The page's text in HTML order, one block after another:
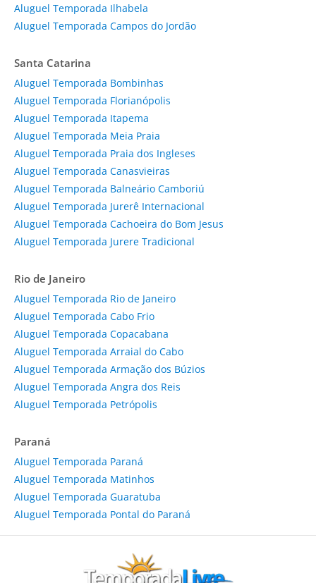
Aluguel Temporada Ilhabela
Aluguel Temporada Campos do Jordão
Santa Catarina
Aluguel Temporada Bombinhas
Aluguel Temporada Florianópolis
Aluguel Temporada Itapema
Aluguel Temporada Meia Praia
Aluguel Temporada Praia dos Ingleses
Aluguel Temporada Canasvieiras
Aluguel Temporada Balneário Camboriú
Aluguel Temporada Jurerê Internacional
Aluguel Temporada Cachoeira do Bom Jesus
Aluguel Temporada Jurere Tradicional
Rio de Janeiro
Aluguel Temporada Rio de Janeiro
Aluguel Temporada Cabo Frio
Aluguel Temporada Copacabana
Aluguel Temporada Arraial do Cabo
Aluguel Temporada Armação dos Búzios
Aluguel Temporada Angra dos Reis
Aluguel Temporada Petrópolis
Paraná
Aluguel Temporada Paraná
Aluguel Temporada Matinhos
Aluguel Temporada Guaratuba
Aluguel Temporada Pontal do Paraná